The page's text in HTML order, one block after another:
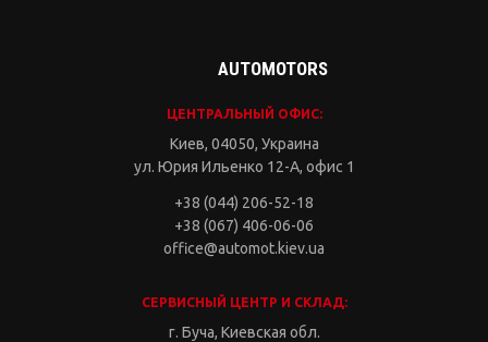
AUTOMOTORS
ЦЕНТРАЛЬНЫЙ ОФИС:
Киев, 04050, Украина
ул. Юрия Ильенко 12-А, офис 1
+38 (044) 206-52-18
+38 (067) 406-06-06
office@automot.kiev.ua
СЕРВИСНЫЙ ЦЕНТР И СКЛАД:
г. Буча, Киевская обл.